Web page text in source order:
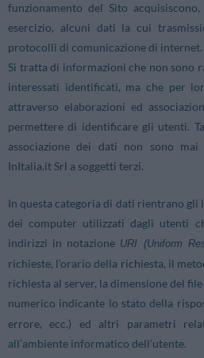
funzionamento del Sito
esercizio, alcuni dati la cui
protocolli di comunicazione di internet.
Si tratta di informazioni che non sono
interessati identificati, ma che per
attraverso elaborazioni ed
permettere di identificare gli utenti.
associazione dei dati non sono
InItalia.it Srl a soggetti terzi.
In questa categoria di dati rientrano
dei computer utilizzati dagli utenti
indirizzi in notazione URI (Uniform
richieste, l’orario della richiesta, il
richiesta al server, la dimensione del
numerico indicante lo stato della
errore, ecc.) ed altri parametri
all’ambiente informatico dell’utente.